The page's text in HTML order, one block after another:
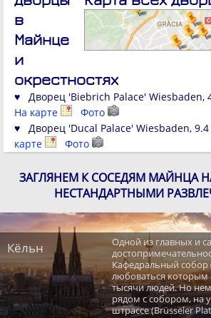
в
Майнце
и
окрестностях
♥ Дворец 'Biebrich Palace' Wiesbaden,
На карте
Фото
♥ Дворец 'Ducal Palace' Wiesbaden, 9.4
карте
Фото
ЗАГЛЯНЕМ К СОСЕДЯМ МАЙНЦА
НЕСТАНДАРТНЫМИ
Кёльн
Одной из главных и
Кафедральный собор
любоваться
тысячи людей. Но
рядом с собором, на
штрассе (Brüsseler